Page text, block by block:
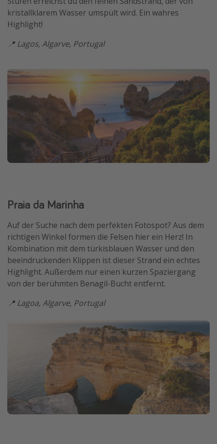
kristallklarem Wasser umspült wird. Ein wahres
Highlight!
📍 Lagos, Algarve, Portugal
Praia da Marinha
Auf der Suche nach dem perfekten Fotospot? Aus dem
richtigen Winkel formen die Felsen hier ein Herz! In
Kombination mit dem türkisblauen Wasser und den
beeindruckenden Klippen ist dieser Strand ein echtes
Highlight. Außerdem nur einen kurzen Spaziergang
von der berühmten Benagil-Bucht entfernt.
📍 Lagoa, Algarve, Portugal